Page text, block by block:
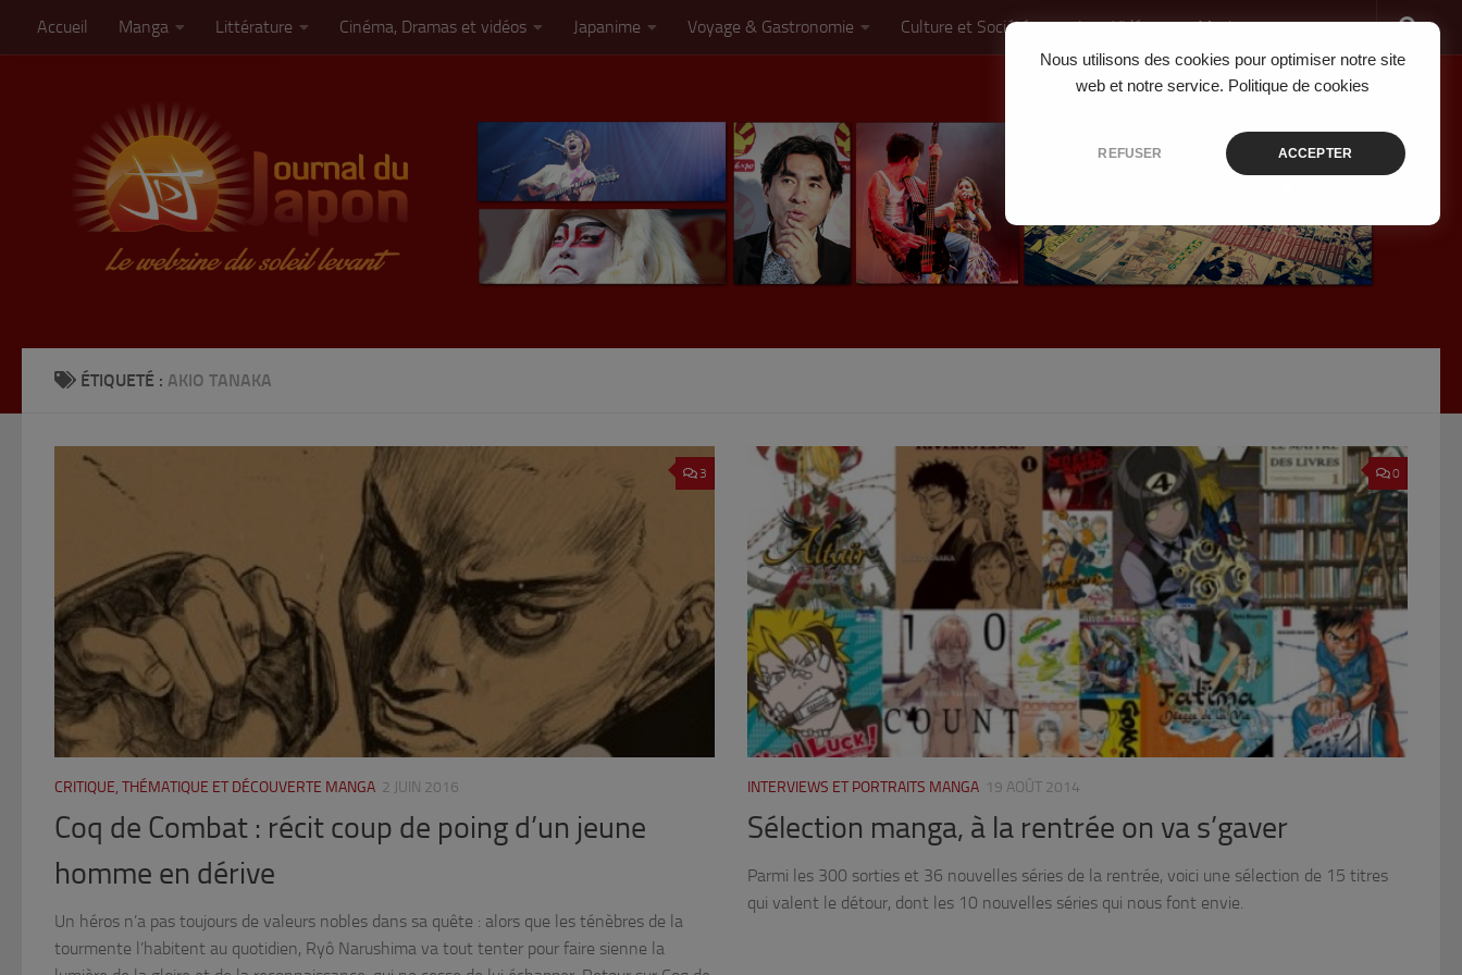
Nous utilisons des cookies pour optimiser notre site
web et notre service. Politique de cookies
REFUSER ACCEPTER
Skip to content
Accueil Manga Littérature Cinéma, Dramas et vidéos Japanime Voyage & Gastronomie Culture et Société Jeux Vidéo Musique
ÉTIQUETÉ : AKIO TANAKA
3
CRITIQUE, THÉMATIQUE ET DÉCOUVERTE MANGA 2 JUIN 2016
Coq de Combat : récit coup de poing d’un jeune
homme en dérive
Un héros n’a pas toujours de valeurs nobles dans sa quête : alors que les ténèbres de la
tourmente l’habitent au quotidien, Ryô Narushima va tout tenter pour faire sienne la
0
INTERVIEWS ET PORTRAITS MANGA 19 AOÛT 2014
Sélection manga, à la rentrée on va s’gaver
Parmi les 300 sorties et 36 nouvelles séries de la rentrée, voici une sélection de 15 titres
qui valent le détour, dont les 10 nouvelles séries qui nous font envie.